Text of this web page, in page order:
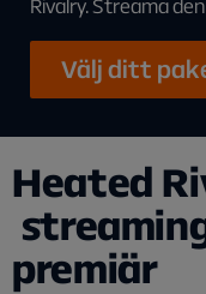
Rivalry. Streama
Välj ditt
Heated
premiär